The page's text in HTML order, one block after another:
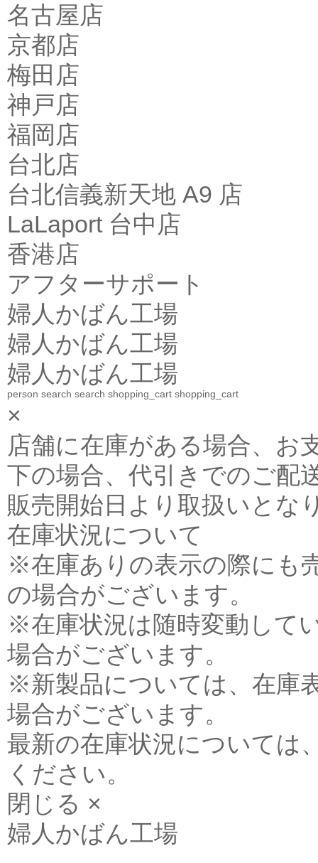
名古屋店
京都店
梅田店
神戸店
福岡店
台北店
台北信義新天地 A9 店
LaLaport 台中店
香港店
アフターサポート
婦人かばん工場
婦人かばん工場
婦人かばん工場
person search search shopping_cart shopping_cart
×
店舗に在庫がある場合、お
下の場合、代引きでのご配
販売開始日より取扱いとな
在庫状況について
※在庫ありの表示の際にも
の場合がございます。
※在庫状況は随時変動して
場合がございます。
※新製品については、在庫
場合がございます。
最新の在庫状況については
ください。
閉じる ×
婦人かばん工場